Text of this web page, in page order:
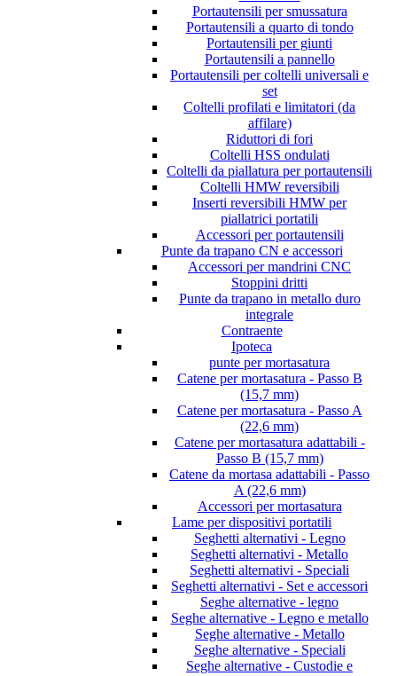
Portautensili per smussatura
Portautensili a quarto di tondo
Portautensili per giunti
Portautensili a pannello
Portautensili per coltelli universali e
set
Coltelli profilati e limitatori (da
affilare)
Riduttori di fori
Coltelli HSS ondulati
Coltelli da piallatura per portautensili
Coltelli HMW reversibili
Inserti reversibili HMW per
piallatrici portatili
Accessori per portautensili
Punte da trapano CN e accessori
Accessori per mandrini CNC
Stoppini dritti
Punte da trapano in metallo duro
integrale
Contraente
Ipoteca
punte per mortasatura
Catene per mortasatura - Passo B
(15,7 mm)
Catene per mortasatura - Passo A
(22,6 mm)
Catene per mortasatura adattabili -
Passo B (15,7 mm)
Catene da mortasa adattabili - Passo
A (22,6 mm)
Accessori per mortasatura
Lame per dispositivi portatili
Seghetti alternativi - Legno
Seghetti alternativi - Metallo
Seghetti alternativi - Speciali
Seghetti alternativi - Set e accessori
Seghe alternative - legno
Seghe alternative - Legno e metallo
Seghe alternative - Metallo
Seghe alternative - Speciali
Seghe alternative - Custodie e